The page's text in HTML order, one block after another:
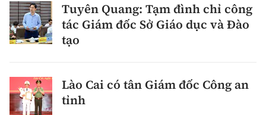
Tuyên Quang: Tạm đình chỉ công
tác Giám đốc Sở Giáo dục và Đào
tạo
Lào Cai có tân Giám đốc Công an
tỉnh